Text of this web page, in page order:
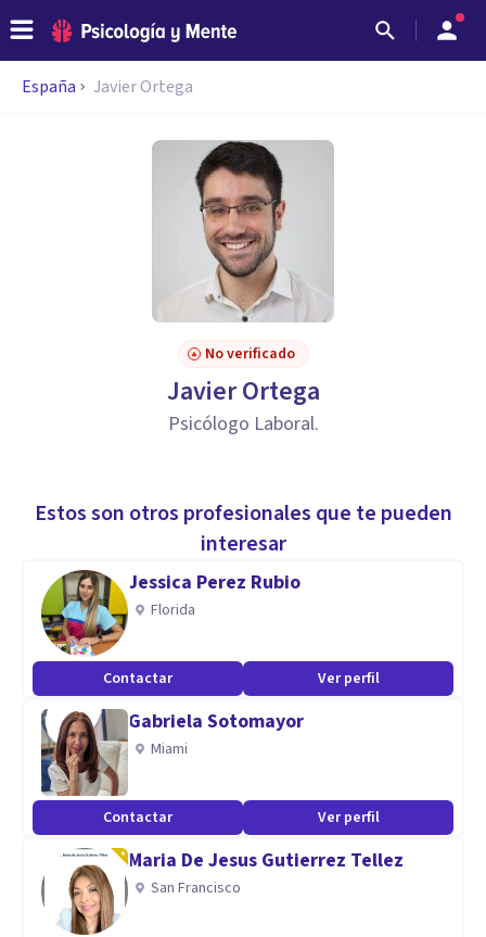
España Javier Ortega
No verificado
Javier Ortega
Psicólogo Laboral.
Estos son otros profesionales que te pueden
interesar
Jessica Perez Rubio
Florida
Contactar Ver perfil
Gabriela Sotomayor
Miami
Contactar Ver perfil
Maria De Jesus Gutierrez Tellez
San Francisco